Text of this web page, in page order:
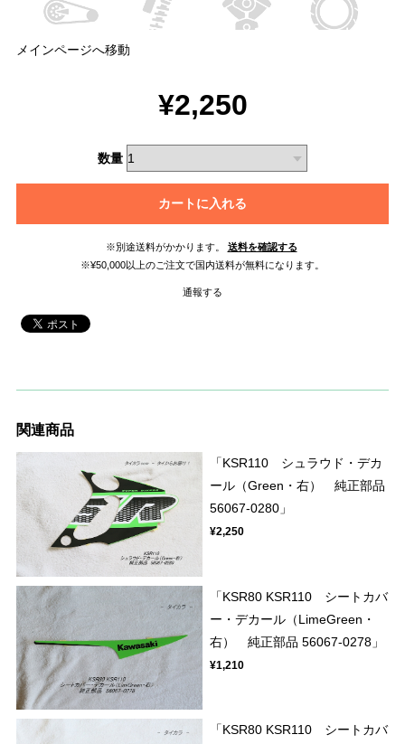
メインページへ移動
¥2,250
数量
カートに入れる
※別途送料がかかります。
送料を確認する
※¥50,000以上のご注文で国内送料が無料になります。
通報する
関連商品
「KSR110 シュラウド・デカ
ール（Green・右） 純正部品
56067-0280」
¥2,250
「KSR80 KSR110 シートカバ
ー・デカール（LimeGreen・
右） 純正部品 56067-0278」
¥1,210
「KSR80 KSR110 シートカバ